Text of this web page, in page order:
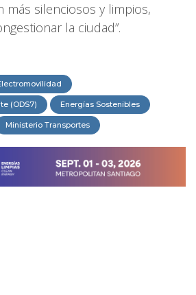
más silenciosos y limpios,
la ciudad”.
(ODS7) Energías Sostenibles
Ministerio Transportes